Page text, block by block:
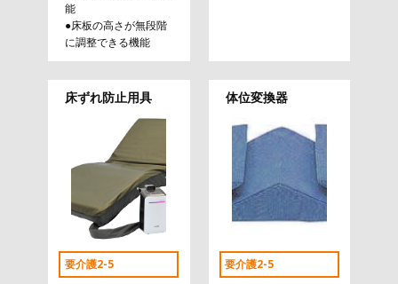
能
●床板の高さが無段階
に調整できる機能
床ずれ防止用具
要介護2-5
体位変換器
要介護2-5